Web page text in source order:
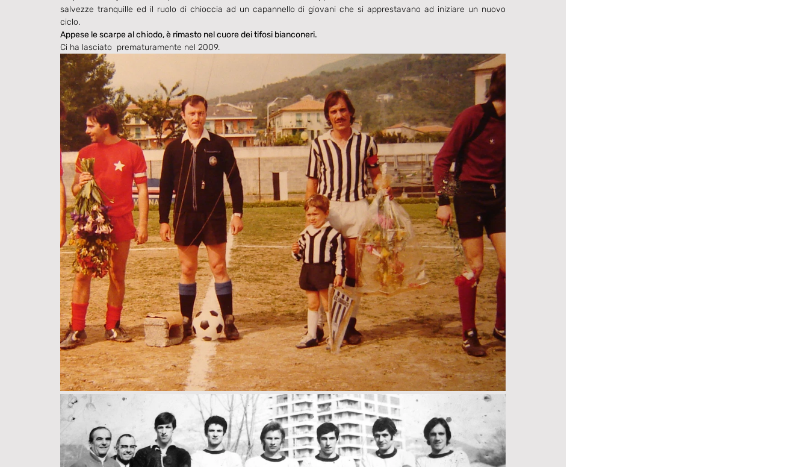
salvezze tranquille ed il ruolo di chioccia ad un capannello di giovani che si apprestavano ad iniziare un nuovo
ciclo.
Appese le scarpe al chiodo, è rimasto nel cuore dei tifosi bianconeri.
Ci ha lasciato  prematuramente nel 2009.